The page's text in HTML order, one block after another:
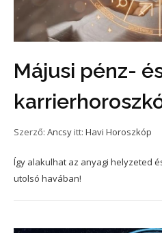
Májusi pénz-
Szerző: Ancsy itt: Havi Horoszkóp
Így alakulhat az anyagi helyzeted
utolsó havában!